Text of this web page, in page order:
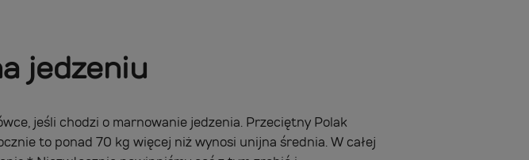
jedzeniu
jeśli chodzi o marnowanie jedzenia. Przeciętny Polak
to ponad 70 kg więcej niż wynosi unijna średnia. W całej